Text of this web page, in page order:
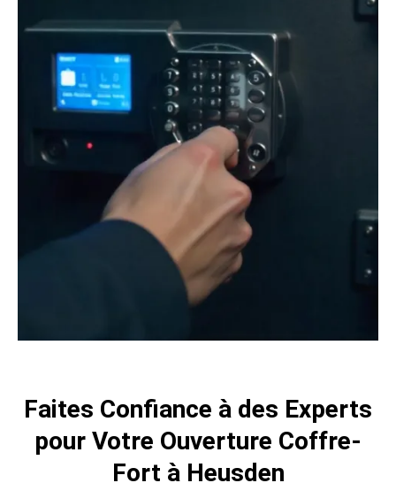
Faites Confiance à des Experts
pour Votre Ouverture Coffre-
Fort à Heusden